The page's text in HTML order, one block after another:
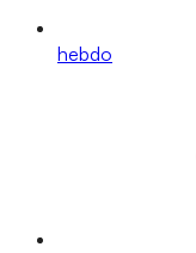
hebdo